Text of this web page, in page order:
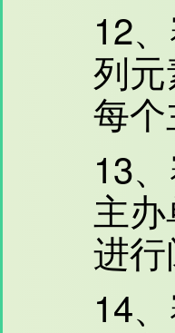
12
列
每
13
主
进
14